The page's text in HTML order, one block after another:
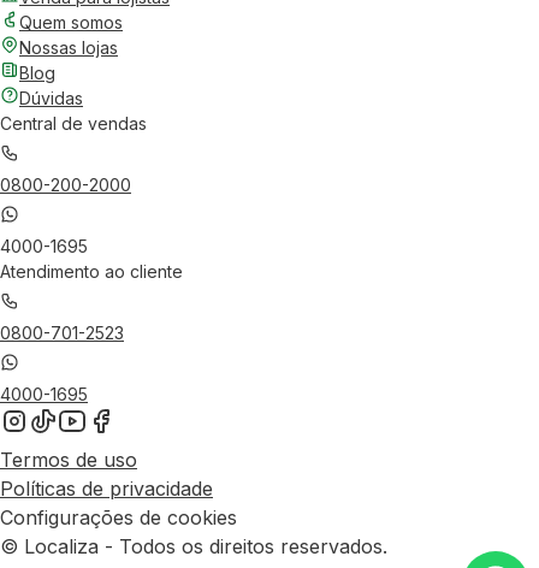
Quem somos
Nossas lojas
Blog
Dúvidas
Central de vendas
0800-200-2000
4000-1695
Atendimento ao cliente
0800-701-2523
4000-1695
Termos de uso
Políticas de privacidade
Configurações de cookies
© Localiza - Todos os direitos reservados.